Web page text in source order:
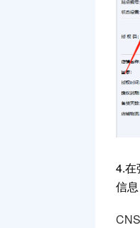
4.在
信息